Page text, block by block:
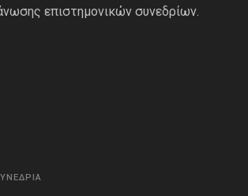
επιστημονικών συνεδρίων.